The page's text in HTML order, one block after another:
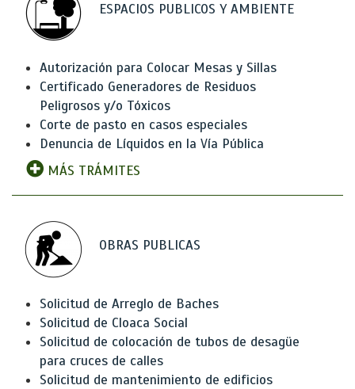
ESPACIOS PUBLICOS Y AMBIENTE
Autorización para Colocar Mesas y Sillas
Certificado Generadores de Residuos
Peligrosos y/o Tóxicos
Corte de pasto en casos especiales
Denuncia de Líquidos en la Vía Pública
MÁS TRÁMITES
OBRAS PUBLICAS
Solicitud de Arreglo de Baches
Solicitud de Cloaca Social
Solicitud de colocación de tubos de desagüe
para cruces de calles
Solicitud de mantenimiento de edificios